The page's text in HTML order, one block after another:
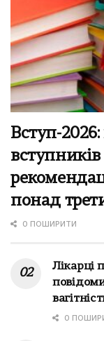
Вступ-
понад
0 ПОШИРИТИ
Лікарці
0